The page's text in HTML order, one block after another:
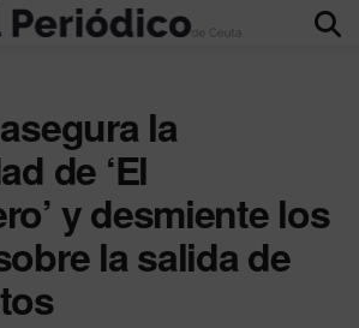
la
de ‘El
y desmiente los
la salida de